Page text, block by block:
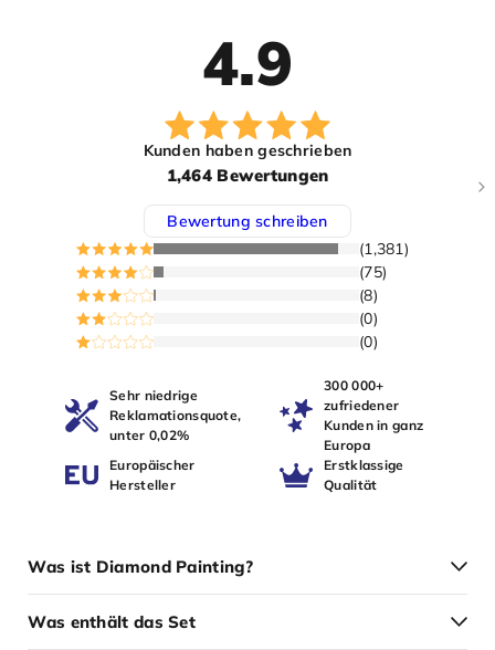
4.9
Kunden haben geschrieben
1,464 Bewertungen
Bewertung schreiben
(1,381)
(75)
(8)
(0)
(0)
Sehr niedrige
Reklamationsquote,
unter 0,02%
300 000+
zufriedener
Kunden in ganz
Europa
Europäischer
Hersteller
Erstklassige
Qualität
Was ist Diamond Painting?
Was enthält das Set